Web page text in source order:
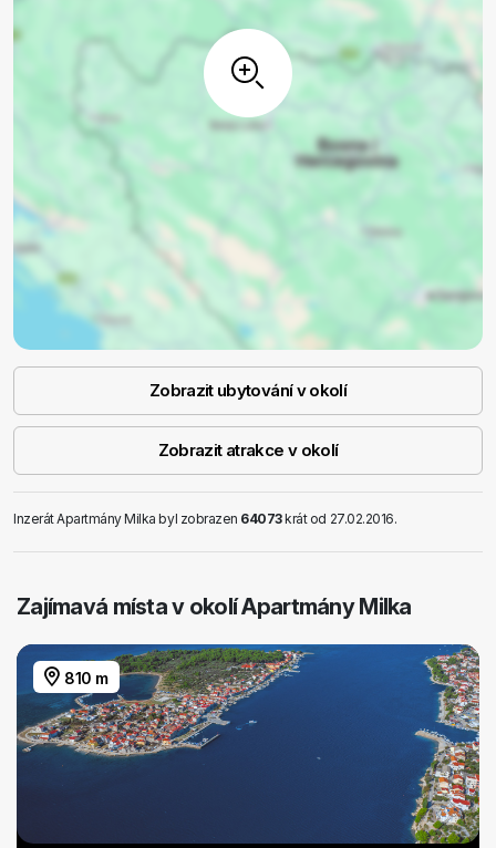
Zobrazit ubytování v okolí
Zobrazit atrakce v okolí
Inzerát Apartmány Milka byl zobrazen 64073krát od 27.02.2016.
Zajímavá místa v okolí Apartmány Milka
810 m